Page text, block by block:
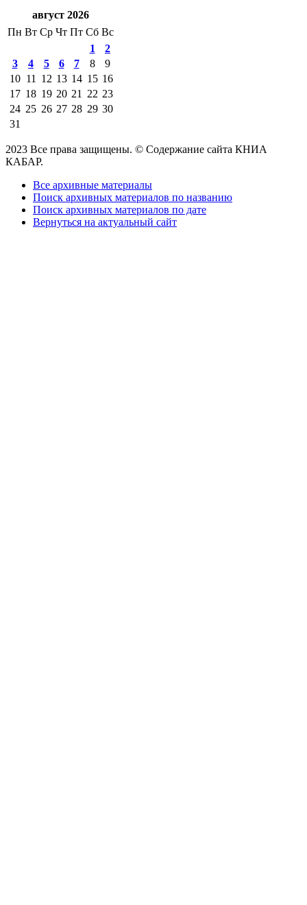
август 2026
Пн Вт Ср Чт Пт Сб Вс
1
2
3
4 5 6 7 8
9
10 11 12 13 14 15 16
17 18 19 20 21 22 23
24 25 26 27 28 29 30
31
2023 Все права защищены. © Содержание сайта КНИА
КАБАР.
Все архивные материалы
Поиск архивных материалов по названию
Поиск архивных материалов по дате
Вернуться на актуальный сайт